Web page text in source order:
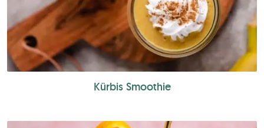
Kürbis Smoothie